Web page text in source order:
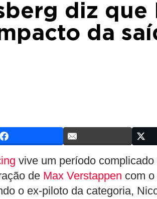
diz
da
vive um período
de Max Verstappen com
o ex-piloto da categoria,